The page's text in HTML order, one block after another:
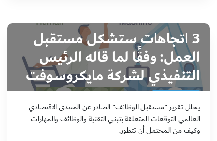
3 اتجاهات ستشكل مستقبل
العمل: وفقًا لما قاله الرئيس
التنفيذي لشركة مايكروسوفت
يحلل تقرير "مستقبل الوظائف" الصادر عن المنتدى الاقتصادي
العالمي التوقعات المتعلقة بتبني التقنية والوظائف والمهارات
وكيف من المحتمل أن تتطور.